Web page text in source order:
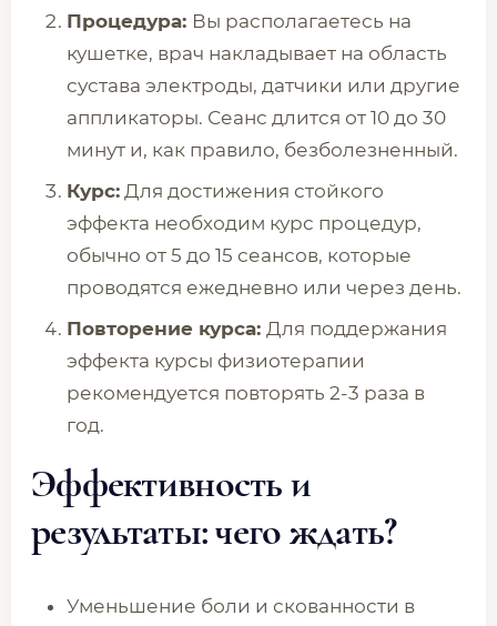
Процедура: Вы располагаетесь на
кушетке, врач накладывает на область
сустава электроды, датчики или другие
аппликаторы. Сеанс длится от 10 до 30
минут и, как правило, безболезненный.
Курс: Для достижения стойкого
эффекта необходим курс процедур,
обычно от 5 до 15 сеансов, которые
проводятся ежедневно или через день.
Повторение курса: Для поддержания
эффекта курсы физиотерапии
рекомендуется повторять 2-3 раза в
год.
Эффективность и
результаты: чего ждать?
Уменьшение боли и скованности в